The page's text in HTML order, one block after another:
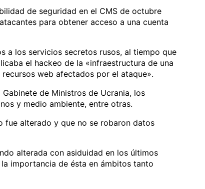
de seguridad en el CMS de octubre
para obtener acceso a una cuenta
a los servicios secretos rusos, al tiempo que
el hackeo de la «infraestructura de una
web afectados por el ataque».
de Ministros de Ucrania, los
y medio ambiente, entre otras.
fue alterado y que no se robaron datos
alterada con asiduidad en los últimos
importancia de ésta en ámbitos tanto